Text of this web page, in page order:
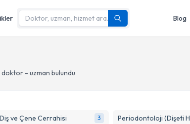
Blog
doktor - uzman bulundu
Diş ve Çene Cerrahisi 3 Periodontoloji (Dişeti